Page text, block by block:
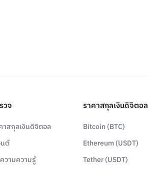
วจ
าสกุลเงินดิจิตอล
นต์
วามความรู้
ราคาสกุลเงินดิจิตอล
Bitcoin (BTC)
Ethereum (USDT)
Tether (USDT)